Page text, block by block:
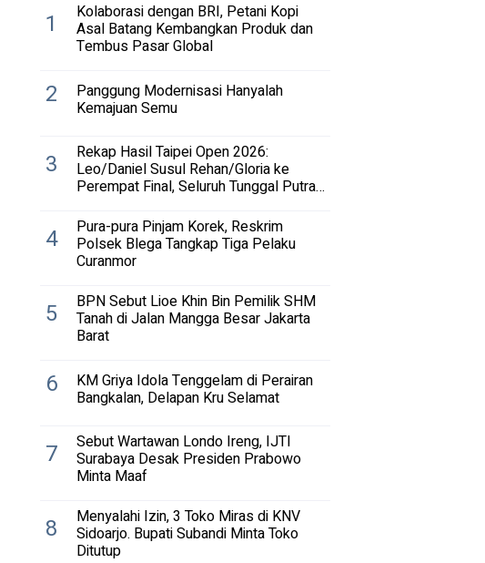
1 Kolaborasi dengan BRI, Petani Kopi
Asal Batang Kembangkan Produk dan
Tembus Pasar Global
2 Panggung Modernisasi Hanyalah
Kemajuan Semu
3 Rekap Hasil Taipei Open 2026:
Leo/Daniel Susul Rehan/Gloria ke
Perempat Final, Seluruh Tunggal Putra
4 Pura-pura Pinjam Korek, Reskrim
Polsek Blega Tangkap Tiga Pelaku
Curanmor
5 BPN Sebut Lioe Khin Bin Pemilik SHM
Tanah di Jalan Mangga Besar Jakarta
Barat
6 KM Griya Idola Tenggelam di Perairan
Bangkalan, Delapan Kru Selamat
7 Sebut Wartawan Londo Ireng, IJTI
Surabaya Desak Presiden Prabowo
Minta Maaf
8 Menyalahi Izin, 3 Toko Miras di KNV
Sidoarjo. Bupati Subandi Minta Toko
Ditutup